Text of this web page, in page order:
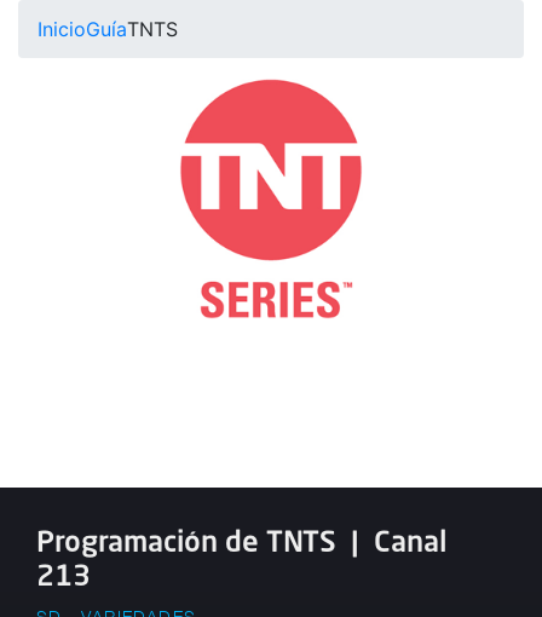
InicioGuíaTNTS
Programación de TNTS | Canal
213